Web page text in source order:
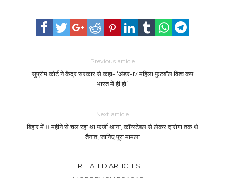
Previous article
सुप्रीम कोर्ट ने केंद्र सरकार से कहा- ‘अंडर-17 महिला फुटबॉल विश्व कप
भारत में ही हो’
Next article
बिहार में 8 महीने से चल रहा था फर्जी थाना, कॉन्स्टेबल से लेकर दारोगा तक थे
तैनात, जानिए पूरा मामला
RELATED ARTICLES